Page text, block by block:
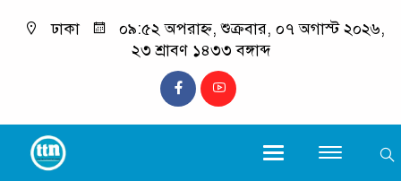
ঢাকা
০৯:৫২ অপরাহ্ন, শুক্রবার, ০৭ অগাস্ট ২০২৬,
২৩ শ্রাবণ ১৪৩৩ বঙ্গাব্দ